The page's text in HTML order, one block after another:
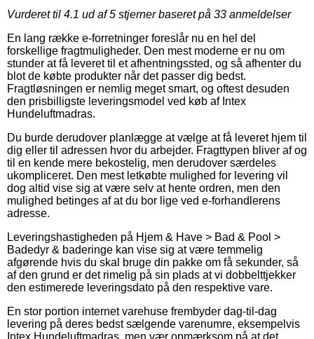
Vurderet til 4.1 ud af 5 stjerner baseret på 33 anmeldelser
En lang række e-forretninger foreslår nu en hel del
forskellige fragtmuligheder. Den mest moderne er nu om
stunder at få leveret til et afhentningssted, og så afhenter du
blot de købte produkter når det passer dig bedst.
Fragtløsningen er nemlig meget smart, og oftest desuden
den prisbilligste leveringsmodel ved køb af Intex
Hundeluftmadras.
Du burde derudover planlægge at vælge at få leveret hjem til
dig eller til adressen hvor du arbejder. Fragttypen bliver af og
til en kende mere bekostelig, men derudover særdeles
ukompliceret. Den mest letkøbte mulighed for levering vil
dog altid vise sig at være selv at hente ordren, men den
mulighed betinges af at du bor lige ved e-forhandlerens
adresse.
Leveringshastigheden på Hjem & Have > Bad & Pool >
Badedyr & baderinge kan vise sig at være temmelig
afgørende hvis du skal bruge din pakke om få sekunder, så
af den grund er det rimelig på sin plads at vi dobbelttjekker
den estimerede leveringsdato på den respektive vare.
En stor portion internet varehuse frembyder dag-til-dag
levering på deres bedst sælgende varenumre, eksempelvis
Intex Hundeluftmadras, men vær opmærksom på at det